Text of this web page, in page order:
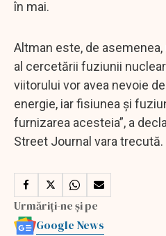
în mai.
Altman este, de
al cercetării fuziunii
viitorului vor avea nevoie
energie, iar fisiunea și
furnizarea acesteia”, a
Street Journal vara trecută.
Urmăriți-ne și pe
Google News